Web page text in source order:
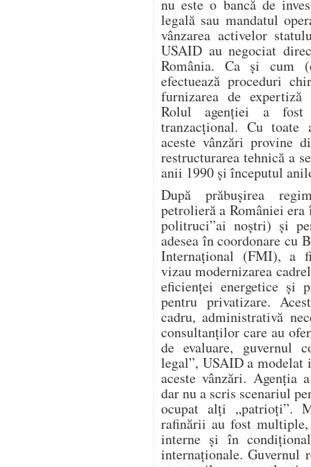
nu este o bancă de
legală sau mandatul
vânzarea activelor
USAID au negociat
România. Ca și cum
efectuează proceduri
furnizarea de expertiză
Rolul agenției a fost
tranzacțional. Cu toate
aceste vânzări provine
restructurarea tehnică a
anii 1990 și începutul
După prăbușirea
petrolieră a României era
politruci”ai noștri) și
adesea în coordonare cu
Internațional (FMI), a
vizau modernizarea
eficienței energetice și
pentru privatizare.
cadru, administrativă
consultanților care au
de evaluare, guvernul
legal”, USAID a
aceste vânzări. Agenția
dar nu a scris scenariul
ocupat alți „patrioți”.
rafinării au fost
interne și în
internaționale. Guvernul